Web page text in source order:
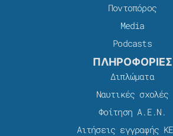
Ποντοπόρος
Media
Podcasts
ΠΛΗΡΟΦΟΡΙΕΣ
Διπλώματα
Ναυτικές σχολές
Φοίτηση Α.Ε.Ν.
Αιτήσεις εγγραφής